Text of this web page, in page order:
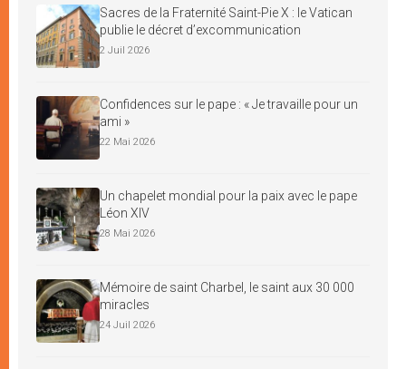
Sacres de la Fraternité Saint-Pie X : le Vatican
publie le décret d’excommunication
2 Juil 2026
Confidences sur le pape : « Je travaille pour un
ami »
22 Mai 2026
Un chapelet mondial pour la paix avec le pape
Léon XIV
28 Mai 2026
Mémoire de saint Charbel, le saint aux 30 000
miracles
24 Juil 2026